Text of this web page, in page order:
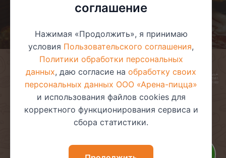
© 2025 ООО «Арена-пицца»
УНП 391272611
Магазин зарегистрирован в торговом реестре 08.05.2017 №381622
Политика видеонаблюдения
Политика в отношении
соглашение
Нажимая «Продолжить», я принимаю
условия Пользовательского соглашения,
Политики обработки персональных
данных, даю согласие на обработку своих
персональных данных ООО «Арена-пицца»
и использования файлов cookies для
корректного функционирования сервиса и
сбора статистики.